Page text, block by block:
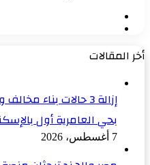
أخر المقالات
إزالة 3 حالات بناء
بحي العامرية أول
7 أغسطس، 2026